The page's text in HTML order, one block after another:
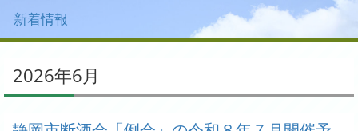
新着情報
2026年6月